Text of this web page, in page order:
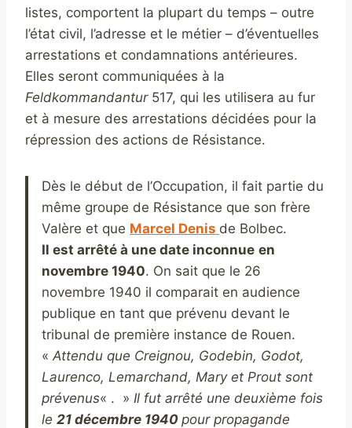
listes, comportent la plupart du temps – outre
l’état civil, l’adresse et le métier – d’éventuelles
arrestations et condamnations antérieures.
Elles seront communiquées à la
Feldkommandantur 517, qui les utilisera au fur
et à mesure des arrestations décidées pour la
répression des actions de Résistance.
Dès le début de l’Occupation, il fait partie du
même groupe de Résistance que son frère
Valère et que Marcel Denis de Bolbec.
Il est arrêté à une date inconnue en
novembre 1940. On sait que le 26
novembre 1940 il comparait en audience
publique en tant que prévenu devant le
tribunal de première instance de Rouen.
« Attendu que Creignou, Godebin, Godot,
Laurenco, Lemarchand, Mary et Prout sont
prévenus« . » Il fut arrêté une deuxième fois
le 21 décembre 1940 pour propagande